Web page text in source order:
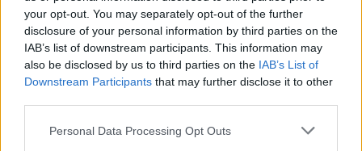
your opt-out. You may separately opt-out of the further
disclosure of your personal information by third parties on the
IAB’s list of downstream participants. This information may
also be disclosed by us to third parties on the IAB’s List of
Downstream Participants that may further disclose it to other
Personal Data Processing Opt Outs
Dostupno
Šarafcigeri šaravcigeri
ODVIJAČI VEĆI SET Novoo
prije 3 sata
Precizni odvijači nastavci
set 115u1
prije 3 sata